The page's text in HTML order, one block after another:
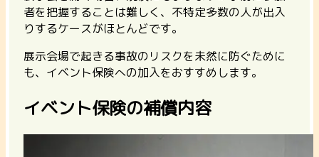
者を把握することは難しく、不特定多数の人が出入
りするケースがほとんどです。
展示会場で起きる事故のリスクを未然に防ぐために
も、イベント保険への加入をおすすめします。
イベント保険の補償内容